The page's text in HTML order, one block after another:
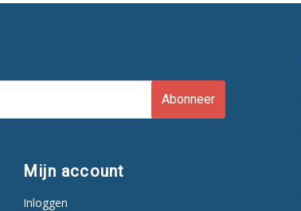
Abonneer
Mijn account
Inloggen